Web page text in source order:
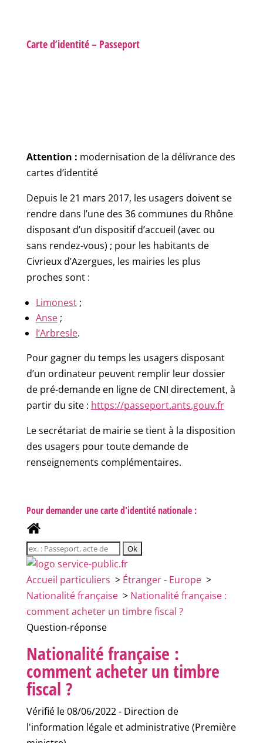
Carte d’identité – Passeport
Attention : modernisation de la délivrance des
cartes d’identité
Depuis le 21 mars 2017, les usagers doivent se
rendre dans l’une des 36 communes du Rhône
disposant d’un dispositif d’accueil (avec ou
sans rendez-vous) ; pour les habitants de
Civrieux d’Azergues, les mairies les plus
proches sont :
Limonest;
Anse;
l’Arbresle.
Pour gagner du temps les usagers disposant
d’un ordinateur peuvent remplir leur dossier
de pré-demande en ligne de CNI directement, à
partir du site : https://passeport.ants.gouv.fr
Le secrétariat de mairie se tient à la disposition
des usagers pour toute demande de
renseignements complémentaires.
Pour demander une carte d'identité nationale :
Accueil particuliers > Étranger - Europe >
Nationalité française > Nationalité française :
comment acheter un timbre fiscal ?
Question-réponse
Nationalité française :
comment acheter un timbre
fiscal ?
Vérifié le 08/06/2022 - Direction de
l'information légale et administrative (Première